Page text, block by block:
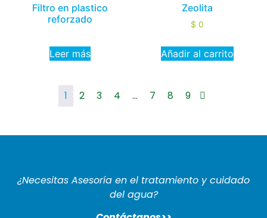
Filtro en plastico
reforzado
Leer más
Zeolita
$ 0
Añadir al carrito
1 2 3 4 … 7 8 9
¿Necesitas Asesoría en el tratamiento y cuidado
del agua?